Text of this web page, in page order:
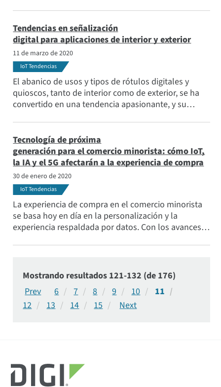
las calles de su ciudad, preparándose
simultáneamente para la evolución tecnológica
futura.
Tendencias en señalización
digital para aplicaciones de interior y exterior
11 de marzo de 2020
IoT Tendencias
El abanico de usos y tipos de rótulos digitales y
quioscos, tanto de interior como de exterior, se ha
convertido en una tendencia apasionante, y su
32.000 millones de dólares en 2032.
Tecnología de próxima
generación para el comercio minorista: cómo IoT,
la IA y el 5G afectarán a la experiencia de compra
30 de enero de 2020
IoT Tendencias
La experiencia de compra en el comercio minorista
se basa hoy en día en la personalización y la
experiencia respaldada por datos. Con los avances
innovadoras y centradas en el cliente.
Mostrando resultados 121-132 (de 176)
6
7 8 9 10
11
12
13 14 15